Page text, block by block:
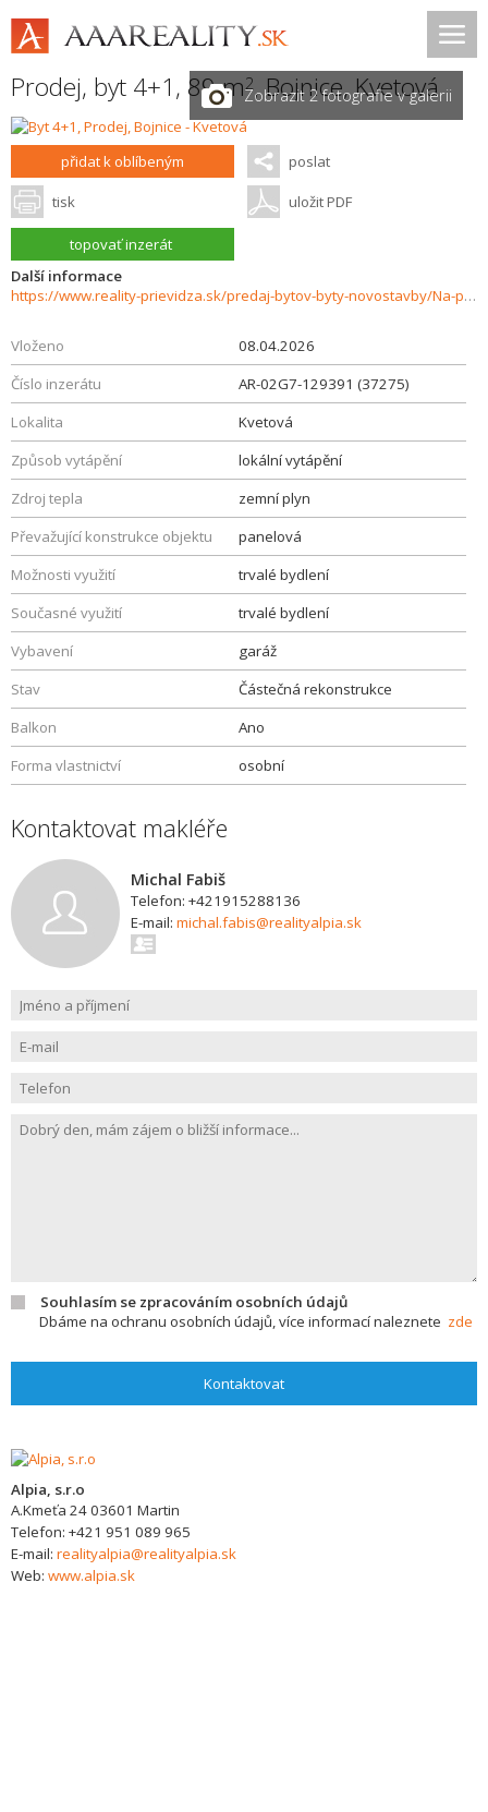
Prodej, byt 4+1, 89 m2,Bojnice,Kvetová
Zobrazit 2 fotografie v galerii
přidat k oblíbeným poslat
tisk uložit PDF
topovať inzerát
Další informace
https://www.reality-prievidza.sk/predaj-bytov-byty-novostavby/Na-predaj-priestranny-4izbovy-byt-v-Bojniciach-s-vlastnou-zahradou-a-garazou.-37275/?utm_source=areality&utm_medium=xml&utm_term=37275&utm_content=byt&utm_campaign=portaly
Vloženo
08.04.2026
Číslo inzerátu
AR-02G7-129391 (37275)
Lokalita
Kvetová
Způsob vytápění
lokální vytápění
Zdroj tepla
zemní plyn
Převažující konstrukce objektu
panelová
Možnosti využití
trvalé bydlení
Současné využití
trvalé bydlení
Vybavení
garáž
Stav
Částečná rekonstrukce
Balkon
Ano
Forma vlastnictví
osobní
Kontaktovat makléře
Michal Fabiš
Telefon: +421915288136
E-mail: michal.fabis@realityalpia.sk
Souhlasím se zpracováním osobních údajů
Dbáme na ochranu osobních údajů, více informací naleznete zde
Kontaktovat
Alpia, s.r.o
A.Kmeťa 2403601 Martin
Telefon: +421 951 089 965
E-mail: realityalpia@realityalpia.sk
Web: www.alpia.sk